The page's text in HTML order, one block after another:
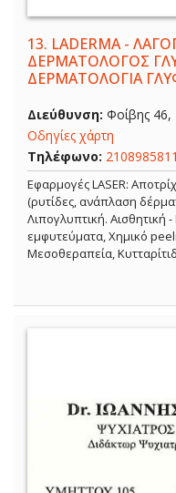
13. LADERMA -
ΔΕΡΜΑΤΟΛΟΓΟΣ
ΔΕΡΜΑΤΟΛΟΓΙΑ
Διεύθυνση: Φοίβης 46,
Οδηγίες χάρτη
Τηλέφωνο: 2108985811
Εφαρμογές LASER:
(ρυτίδες, ανάπλαση
Λιπογλυπτική. Αισθητική
εμφυτεύματα, Χημικό
Μεσοθεραπεία,